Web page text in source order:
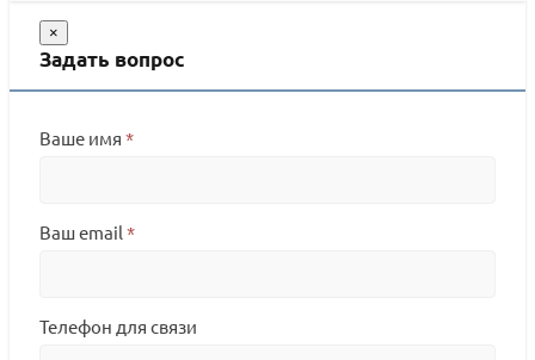
×
Задать вопрос
Ваше имя *
Ваш email *
Телефон для связи